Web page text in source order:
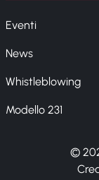
Eventi
News
Whistleblowing
Modello 231
©